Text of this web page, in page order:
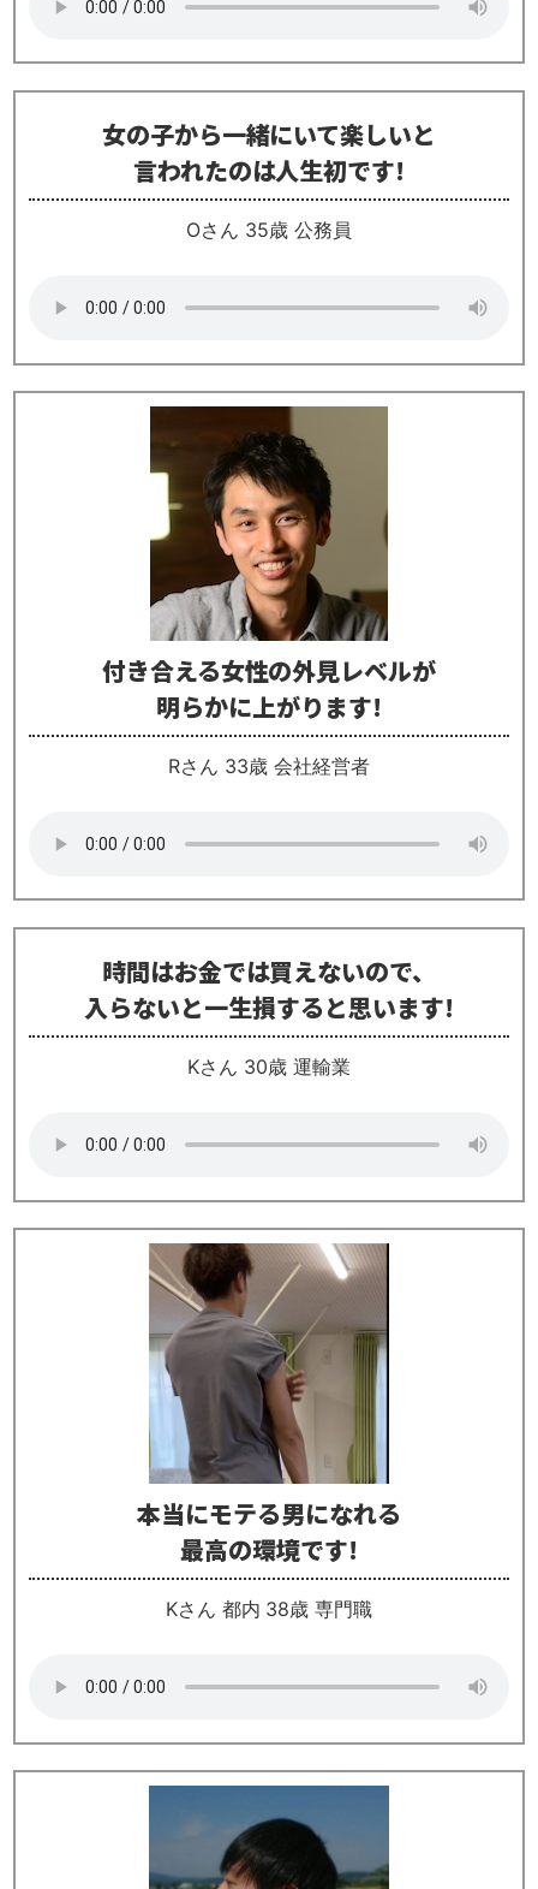
女の子から一緒にいて楽しいと
言われたのは人生初です!
Oさん 35歳 公務員
付き合える女性の外見レベルが
明らかに上がります!
Rさん 33歳 会社経営者
時間はお金では買えないので、
入らないと一生損すると思います!
Kさん 30歳 運輸業
本当にモテる男になれる
最高の環境です!
Kさん 都内 38歳 専門職